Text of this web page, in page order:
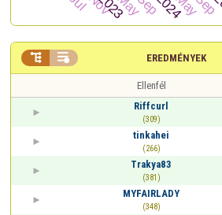
EREDMÉNYEK
 
Ellenfél
Riffcurl
(309)
tinkahei
(266)
Trakya83
(381)
MYFAIRLADY
(348)